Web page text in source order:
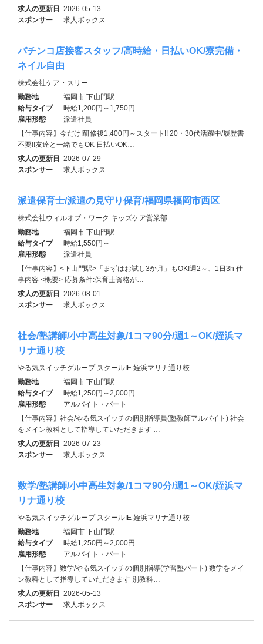
求人の更新日 2026-05-13
スポンサー
求人ボックス
パチンコ店接客スタッフ/高時給・日払いOK/寮完備・
ネイル自由
株式会社ケア・スリー
勤務地
福岡市 下山門駅
給与タイプ
時給1,200円～1,750円
雇用形態
派遣社員
【仕事内容】今だけ!研修後1,400円～スタート!! 20・30代活躍中/履歴書
不要!!友達と一緒でもOK 日払いOK…
求人の更新日 2026-07-29
スポンサー
求人ボックス
派遣保育士/派遣の見守り保育/福岡県福岡市西区
株式会社ウィルオブ・ワーク キッズケア営業部
勤務地
福岡市 下山門駅
給与タイプ
時給1,550円～
雇用形態
派遣社員
【仕事内容】<下山門駅>「まずはお試し3か月」もOK!週2～、1日3h 仕
事内容 <概要> 応募条件:保育士資格が…
求人の更新日 2026-08-01
スポンサー
求人ボックス
社会/塾講師/小中高生対象/1コマ90分/週1～OK/姪浜マ
リナ通り校
やる気スイッチグループ スクールIE 姪浜マリナ通り校
勤務地
福岡市 下山門駅
給与タイプ
時給1,250円～2,000円
雇用形態
アルバイト・パート
【仕事内容】社会/やる気スイッチの個別指導員(塾教師アルバイト) 社会
をメイン教科として指導していただきます …
求人の更新日 2026-07-23
スポンサー
求人ボックス
数学/塾講師/小中高生対象/1コマ90分/週1～OK/姪浜マ
リナ通り校
やる気スイッチグループ スクールIE 姪浜マリナ通り校
勤務地
福岡市 下山門駅
給与タイプ
時給1,250円～2,000円
雇用形態
アルバイト・パート
【仕事内容】数学/やる気スイッチの個別指導(学習塾パート) 数学をメイ
ン教科として指導していただきます 別教科…
求人の更新日 2026-05-13
スポンサー
求人ボックス